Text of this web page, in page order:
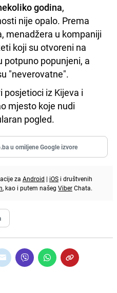
godina,
nije opalo. Prema
menadžera u kompaniji
koji su otvoreni na
popunjeni, a
"neverovatne".
posjetioci iz Kijeva i
mjesto koje nudi
pogled.
u omiljene Google izvore
za Android | iOS i društvenih
, kao i putem našeg ViberChata.